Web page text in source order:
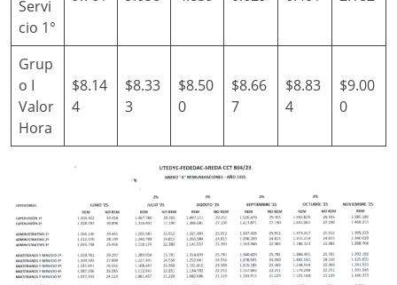
Servi
cio 1°
Grup
o I
Valor
Hora
$8.14
4
$8.33
3
$8.50
0
$8.66
7
$8.83
4
$9.00
0